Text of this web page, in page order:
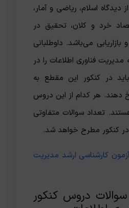
اسلام، ریاضی و آمار،
خرد و کلان، تحقیق در
می‌باشد. داوطلبانی
فناوری اطلاعات را در
در کنکور این مقطع به
درس پاسخ دهند.‌ هر کدام از این دروس
تعداد سوالات متفاوتی
در کنکور مطرح خواهد شد.
کارشناسی ارشد مدیریت
دروس کنکور